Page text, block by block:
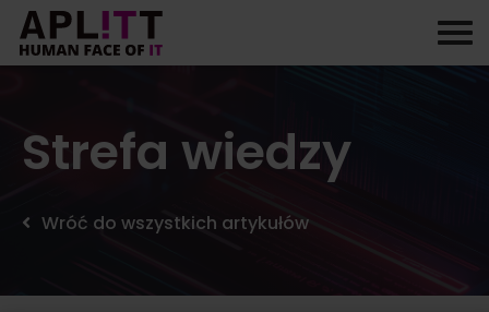
Skip
content
Strefa wiedzy
Wróć do wszystkich artykułów